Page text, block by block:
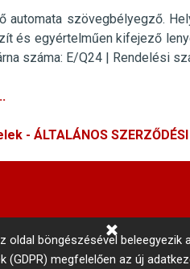
automata szövegbélyegző.
és egyértelműen kifejező
száma: E/Q24 | Rendelési
- ÁLTALÁNOS SZERZŐDÉSI
oldal böngészésével beleegyezik
(GDPR) megfelelően az új